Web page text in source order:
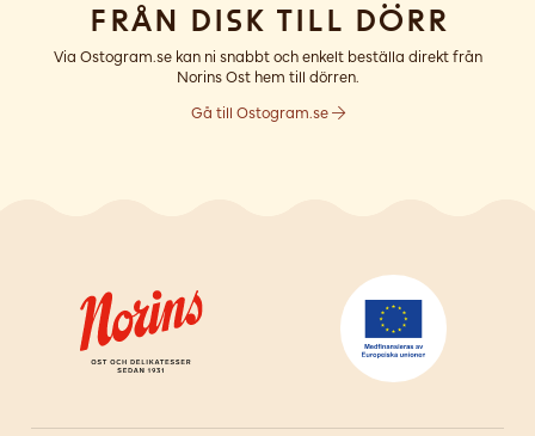
Från disk till dörr
Via Ostogram.se kan ni snabbt och enkelt beställa direkt från
Norins Ost hem till dörren.
Gå till Ostogram.se